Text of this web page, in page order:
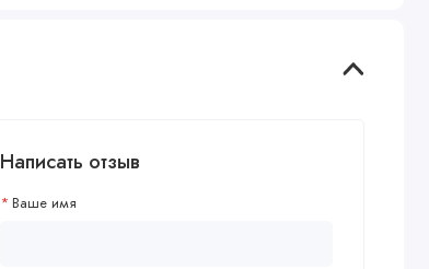
Написать отзыв
Ваше имя